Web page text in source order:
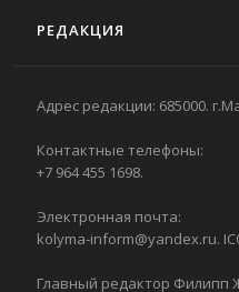
РЕДАКЦИЯ
Адрес редакции: 685000.
Контактные телефоны:
+7 964 455 1698.
Электронная почта:
kolyma-inform@yandex.ru.
Главный редактор Филипп